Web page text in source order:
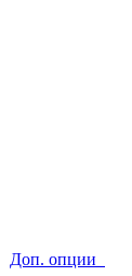
Доп. опции